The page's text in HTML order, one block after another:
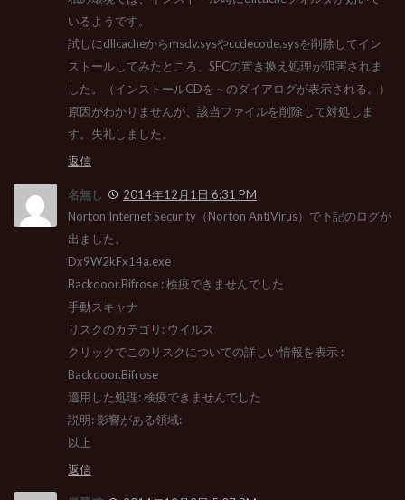
いるようです。
試しにdllcacheからmsdv.sysやccdecode.sysを削除してイン
ストールしてみたところ、SFCの置き換え処理が阻害されま
した。（インストールCDを～のダイアログが表示される。）
原因がわかりませんが、該当ファイルを削除して対処しま
す。失礼しました。
返信
名無し
2014年12月1日 6:31 PM
Norton Internet Security（Norton AntiVirus）で下記のログが
出ました。
Dx9W2kFx14a.exe
Backdoor.Bifrose : 検疫できませんでした
手動スキャナ
リスクのカテゴリ: ウイルス
クリックでこのリスクについての詳しい情報を表示 :
Backdoor.Bifrose
適用した処理: 検疫できませんでした
説明: 影響がある領域:
以上
返信